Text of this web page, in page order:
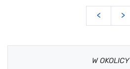
< >
W OKOLICY